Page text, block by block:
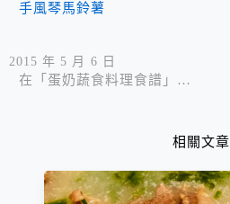
手風琴馬鈴薯
2015 年 5 月 6 日
在「蛋奶蔬食料理食譜」中
相關文章